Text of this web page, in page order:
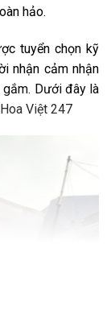
hảo.
tuyển chọn kỹ
nhận cảm nhận
Dưới đây là
Việt 247